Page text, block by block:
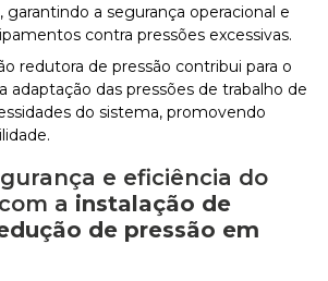
garantindo a segurança operacional e
contra pressões excessivas.
redutora de pressão contribui para o
adaptação das pressões de trabalho de
do sistema, promovendo
e eficiência do
a instalação de
de pressão em